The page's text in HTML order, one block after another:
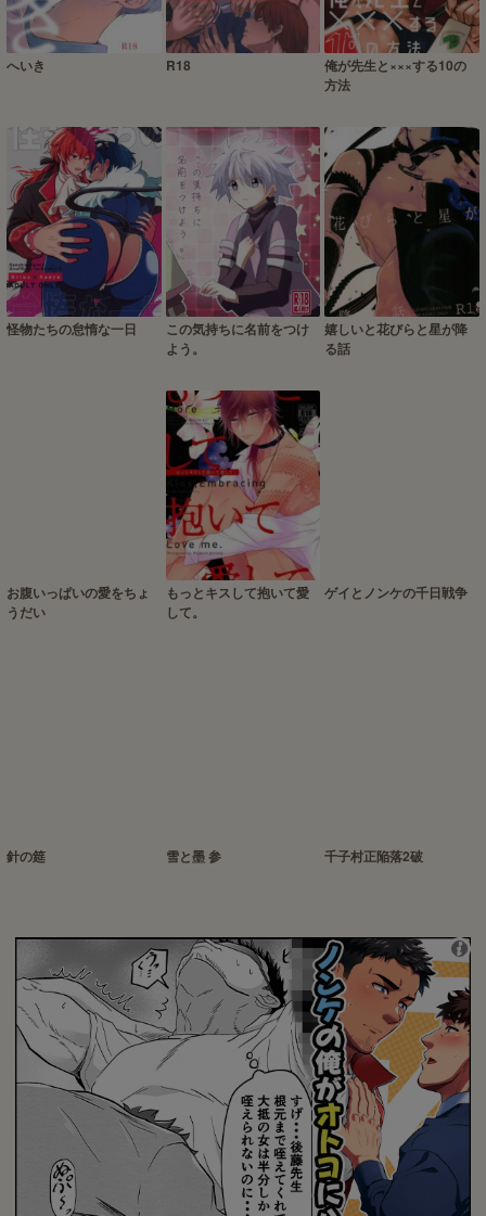
へいき R18
俺が先生と×××する10の
方法
怪物たちの怠惰な一日
この気持ちに名前をつけ
よう。
嬉しいと花びらと星が降
る話
お腹いっぱいの愛をちょ
うだい
もっとキスして抱いて愛
して。
ゲイとノンケの千日戦争
針の筵 雪と墨 参 千子村正陥落2破